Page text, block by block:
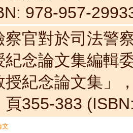
978-957-
察官對於司法警
紀念論文集編輯
授紀念論文集」
頁355-383
文